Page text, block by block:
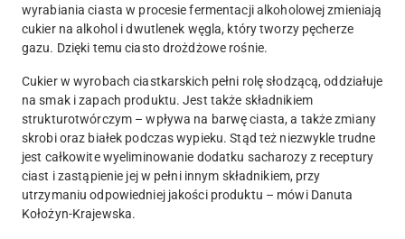
wyrabiania ciasta w procesie fermentacji alkoholowej zmieniają
cukier na alkohol i dwutlenek węgla, który tworzy pęcherze
gazu. Dzięki temu ciasto drożdżowe rośnie.
Cukier w wyrobach ciastkarskich pełni rolę słodzącą, oddziałuje
na smak i zapach produktu. Jest także składnikiem
strukturotwórczym – wpływa na barwę ciasta, a także zmiany
skrobi oraz białek podczas wypieku. Stąd też niezwykle trudne
jest całkowite wyeliminowanie dodatku sacharozy z receptury
ciast i zastąpienie jej w pełni innym składnikiem, przy
utrzymaniu odpowiedniej jakości produktu – mówi Danuta
Kołożyn-Krajewska.